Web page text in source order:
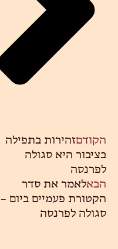
הקודםזהירות בתפילה
בציבור היא סגולה
לפרנסה
הבאלאמר את סדר
הקטורת פעמיים ביום –
סגולה לפרנסה